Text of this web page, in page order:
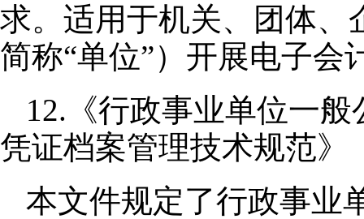
求。适用于机关、团体、
简称“单位”）开展电子会
12.《行政事业单位一
凭证档案管理技术规范
本文件规定了行政事业